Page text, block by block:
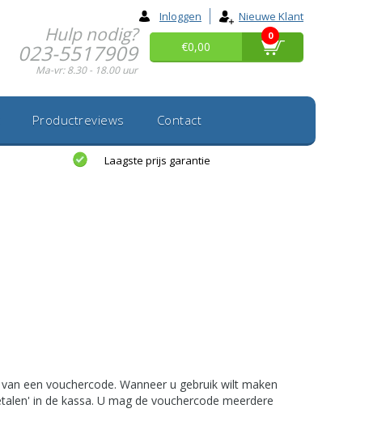
Inloggen Nieuwe Klant
Hulp nodig?
023-5517909
Ma-vr: 8.30 - 18.00 uur
€0,00
0
Productreviews Contact
Laagste prijs garantie
een vouchercode. Wanneer u gebruik wilt maken
in de kassa. U mag de vouchercode meerdere